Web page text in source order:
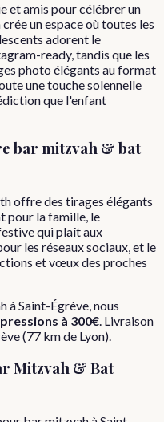
et amis pour célébrer un
un espace où toutes les
adorent le
ready, tandis que les
photo élégants au format
une touche solennelle
que l'enfant
bar mitzvah & bat
offre des tirages élégants
pour la famille, le
qui plaît aux
les réseaux sociaux, et le
et vœux des proches
àSaint-Égrève , nous
à 300€ . Livraison
(77 km de Lyon).
Mitzvah & Bat